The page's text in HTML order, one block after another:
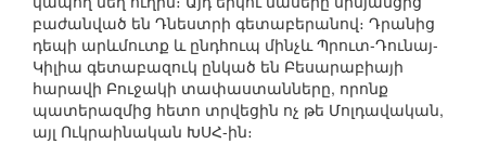
բաժանված են Դնեստրի գետաբերանով։ Դրանից
դեպի արևմուտք և ընդհուպ մինչև Պրուտ-Դունայ-
Կիլիա գետաբազուկ ընկած են Բեսարաբիայի
հարավի Բուջակի տափաստանները, որոնք
պատերազմից հետո տրվեցին ոչ թե Մոլդավական,
այլ Ուկրաինական ԽՍՀ-ին։